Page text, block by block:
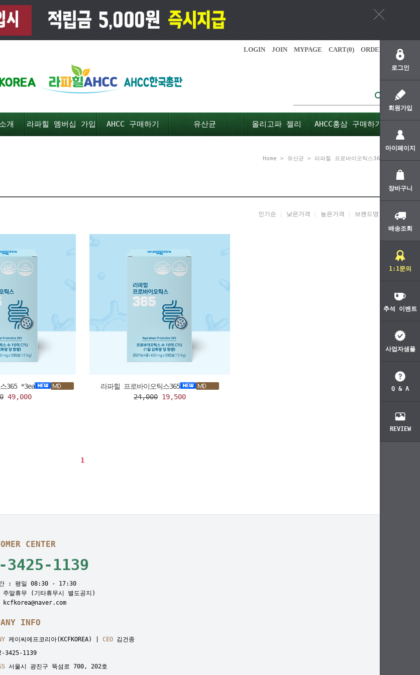
로그인
회원가입
마이페이지
장바구니
배송조회
1:1문의
추석 이벤트
사업자샘플
Q & A
REVIEW
LOGIN JOIN MYPAGE CART(0) ORDER
개 라파힐 멤버십 가입 AHCC 구매하기 유산균 올리고파 젤리 AHCC홍삼 구매하기
Home > 유산균 > 라파힐 프로바이오틱스365
인기순 낮은가격 높은가격 브랜드명
365 *3ea
49,000
라파힐 프로바이오틱스365
24,000 19,500
1
CENTER
3425-1139
간 : 평일 08:30 - 17:30
말휴무 (기타휴무시 별도공지)
INFO
케이씨에프코리아(KCFKOREA) | CEO 김건종
3425-1139
서울시 광진구 뚝섬로 700, 202호